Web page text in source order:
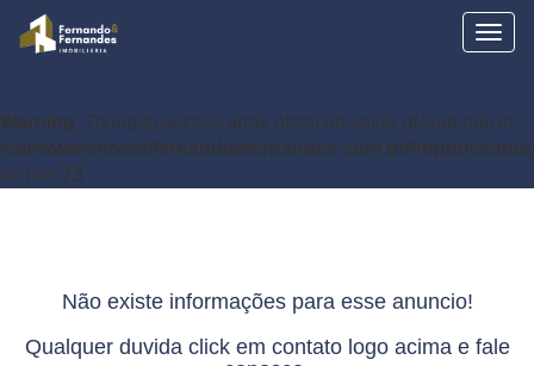
Warning: Trying to access array offset on value of type null in
/var/www/vhosts/fernandoefernandes.com.br/httpdocs/
on line 73
Não existe informações para esse anuncio!
Qualquer duvida click em contato logo acima e fale